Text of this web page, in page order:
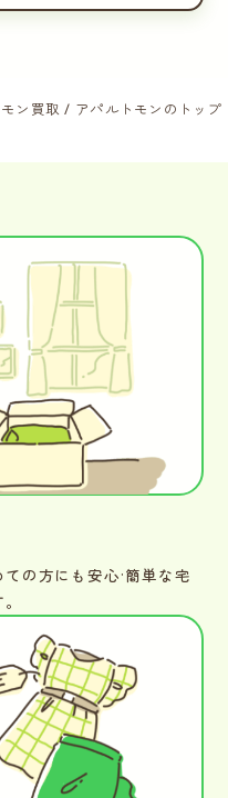
ン買取
アパルトモンのトップ
の方にも安心·簡単な宅